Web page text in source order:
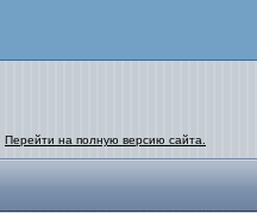
Перейти на полную версию сайта.